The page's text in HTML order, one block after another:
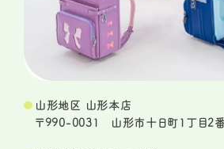
山形地区 山形本店
〒990-0031 山形市十日町1丁目2